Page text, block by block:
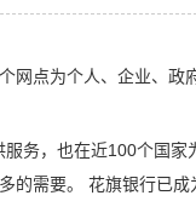
网点为个人、企业、政
务，也在近100个国家
的需要。 花旗银行已